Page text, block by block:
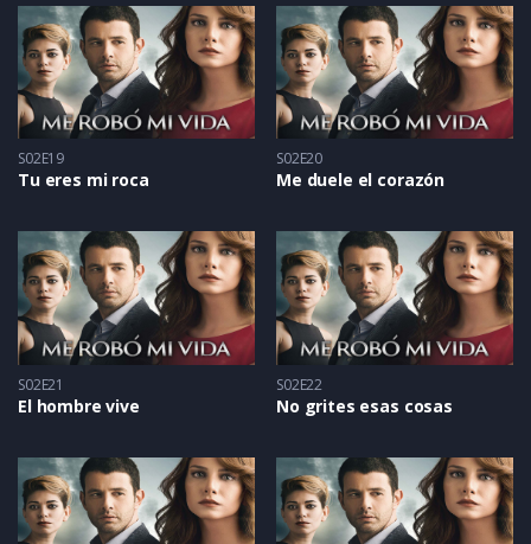
S02E19
Tu eres mi roca
S02E20
Me duele el corazón
S02E21
El hombre vive
S02E22
No grites esas cosas